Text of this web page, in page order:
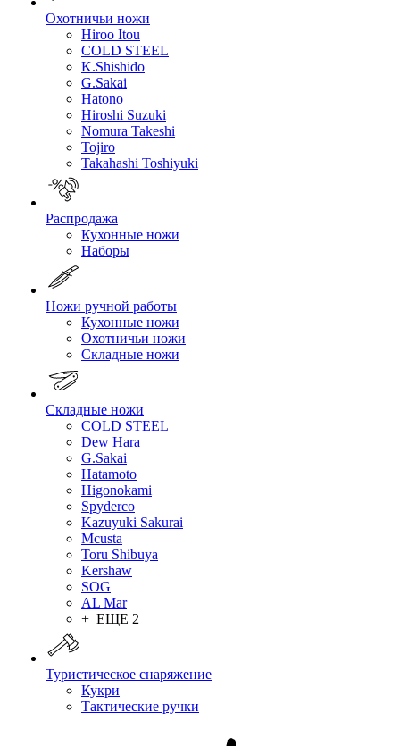
Охотничьи ножи
Hiroo Itou
COLD STEEL
K.Shishido
G.Sakai
Hatono
Hiroshi Suzuki
Nomura Takeshi
Tojiro
Takahashi Toshiyuki
Распродажа
Кухонные ножи
Наборы
Ножи ручной работы
Кухонные ножи
Охотничьи ножи
Складные ножи
Складные ножи
COLD STEEL
Dew Hara
G.Sakai
Hatamoto
Higonokami
Spyderco
Kazuyuki Sakurai
Mcusta
Toru Shibuya
Kershaw
SOG
AL Mar
+ ЕЩЕ 2
Туристическое снаряжение
Кукри
Тактические ручки